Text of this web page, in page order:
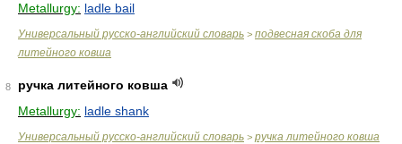
Metallurgy: ladle bail
Универсальный русско-английский словарь > подвесная скоба для
литейного ковша
8
ручка литейного ковша
Metallurgy: ladle shank
Универсальный русско-английский словарь > ручка литейного ковша